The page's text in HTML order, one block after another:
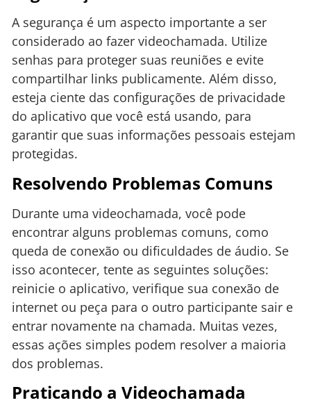
A segurança é um aspecto importante a ser
considerado ao fazer videochamada. Utilize
senhas para proteger suas reuniões e evite
compartilhar links publicamente. Além disso,
esteja ciente das configurações de privacidade
do aplicativo que você está usando, para
garantir que suas informações pessoais estejam
protegidas.
Resolvendo Problemas Comuns
Durante uma videochamada, você pode
encontrar alguns problemas comuns, como
queda de conexão ou dificuldades de áudio. Se
isso acontecer, tente as seguintes soluções:
reinicie o aplicativo, verifique sua conexão de
internet ou peça para o outro participante sair e
entrar novamente na chamada. Muitas vezes,
essas ações simples podem resolver a maioria
dos problemas.
Praticando a Videochamada